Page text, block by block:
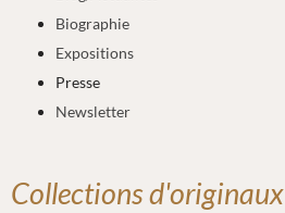
Biographie
Expositions
Presse
Newsletter
Collections d'originaux